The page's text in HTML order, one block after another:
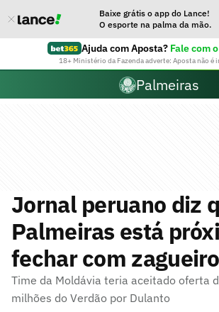
Baixe grátis o app do Lance!
O esporte na palma da mão.
Ajuda com Aposta? Fale com
18+ Ministério da Fazenda adverte: Aposta não é
Palmeiras
Jornal peruano diz
Palmeiras está
fechar com zagueiro
Time da Moldávia teria aceitado oferta
milhões do Verdão por Dulanto